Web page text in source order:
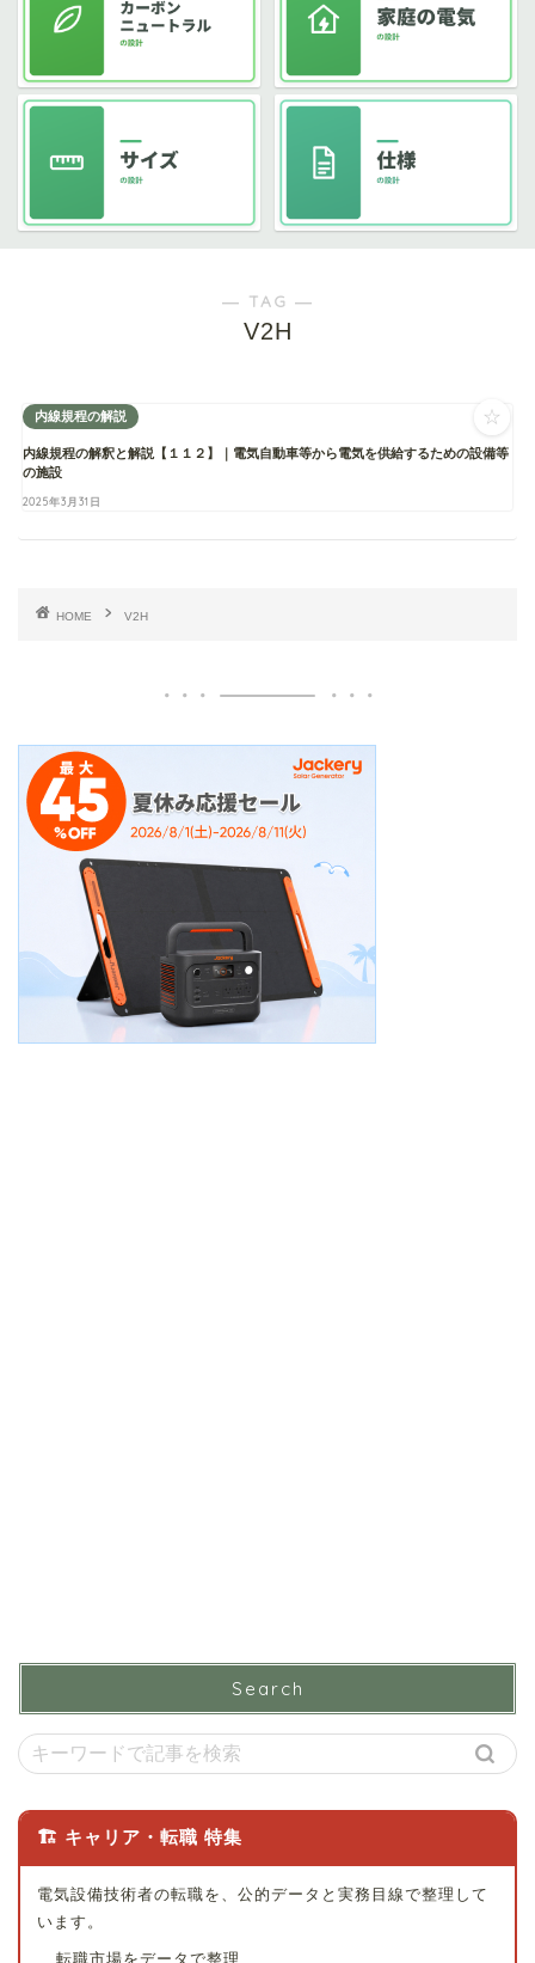
― TAG ―
V2H
内線規程の解説
内線規程の解釈と解説【１１２】｜電気自動車等から電気を供給するための設備等
の施設
2025年3月31日
☆
HOME V2H
Search
🏗 キャリア・転職 特集
電気設備技術者の転職を、公的データと実務目線で整理して
います。
転職市場をデータで整理